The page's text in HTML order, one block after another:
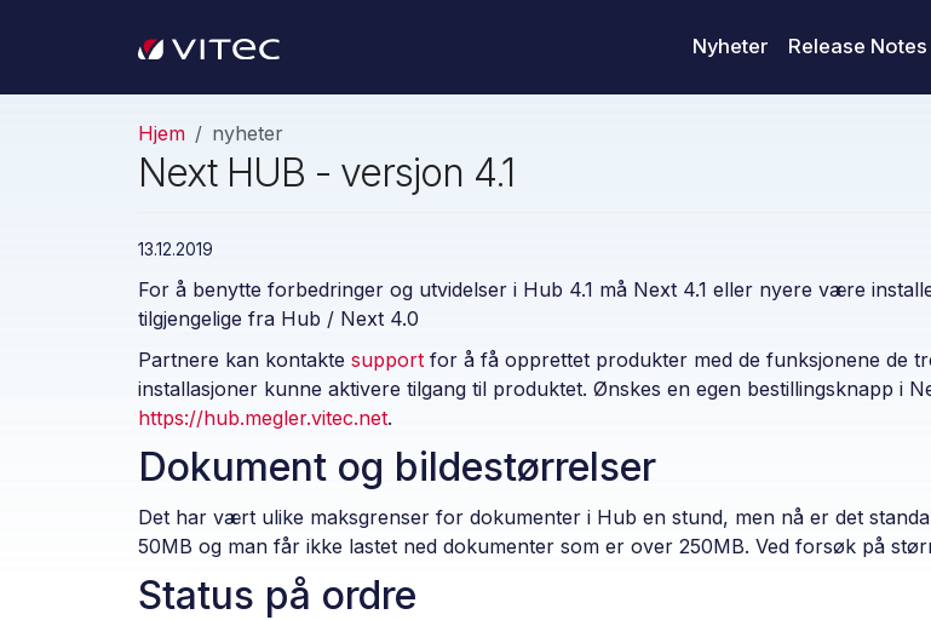
Nyheter Release Notes
Hjem nyheter
Next HUB - versjon 4.1
13.12.2019
For å benytte forbedringer og utvidelser i Hub 4.1 må Next 4.1 eller nyere være
tilgjengelige fra Hub / Next 4.0
Partnere kan kontakte support for å få opprettet produkter med de funksjonene de
installasjoner kunne aktivere tilgang til produktet. Ønskes en egen bestillingsknapp i
https://hub.megler.vitec.net.
Dokument og bildestørrelser
Det har vært ulike maksgrenser for dokumenter i Hub en stund, men nå er det
50MB og man får ikke lastet ned dokumenter som er over 250MB. Ved forsøk på
Status på ordre